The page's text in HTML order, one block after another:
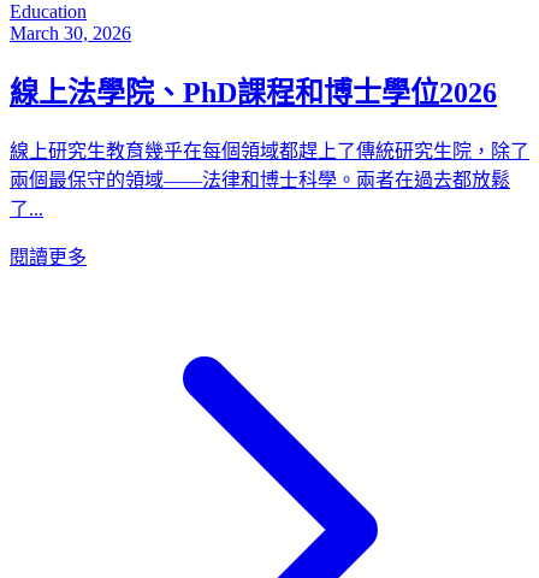
Education
March 30, 2026
線上法學院、PhD課程和博士學位2026
線上研究生教育幾乎在每個領域都趕上了傳統研究生院，除了
兩個最保守的領域——法律和博士科學。兩者在過去都放鬆
了...
閱讀更多